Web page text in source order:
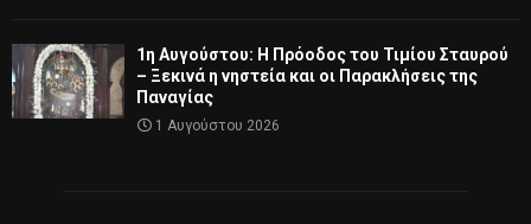
1η Αυγούστου: Η Πρόοδος του Τιμίου Σταυρού
– Ξεκινά η νηστεία και οι Παρακλήσεις της
Παναγίας
1 Αυγούστου 2026